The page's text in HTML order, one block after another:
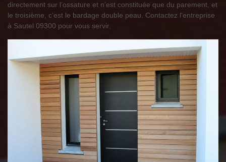
directement sur l’ossature et n’est constituée que du parement, et
le troisième, c’est le bardage double peau. Contactez l'entreprise
à Sautel 09300 pour vous servir.